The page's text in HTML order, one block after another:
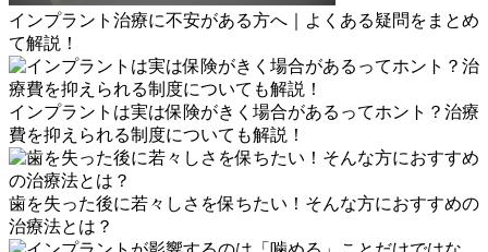
インプラント治療に不安がある方へ｜よくある疑問をまとめ
て解説！
インプラントは実は保険がきく場合があるってホント？治療
費を抑えられる制度についても解説！
歯を失った後に若々しさを保ちたい！そんな方におすすめの
治療法とは？